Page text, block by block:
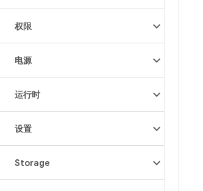
权限
电源
运行时
设置
Storage